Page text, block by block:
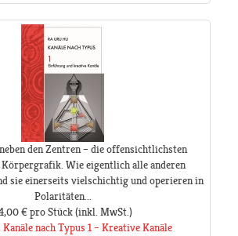
den Zentren – die offensichtlichsten
Wie eigentlich alle anderen
sie einerseits vielschichtig und operieren in
Polaritäten...
€pro Stück(inkl. MwSt.)
Kanäle nach Typus 1 – Kreative Kanäle